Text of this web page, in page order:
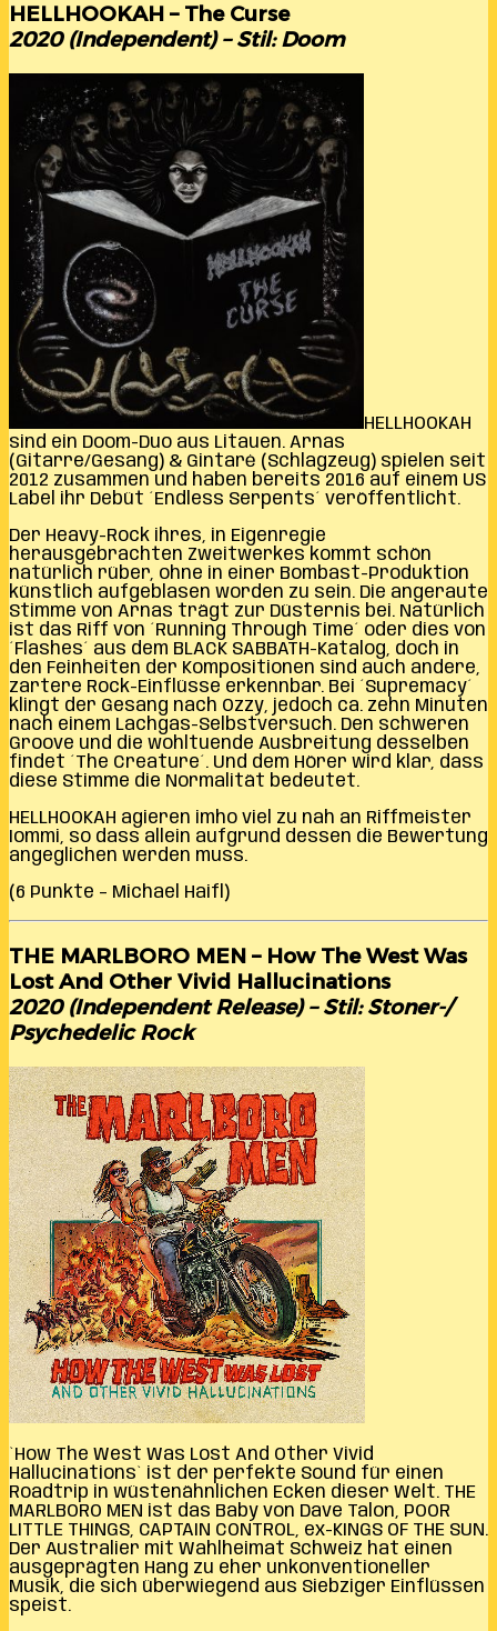
HELLHOOKAH – The Curse
2020 (Independent) – Stil: Doom
HELLHOOKAH
sind ein Doom-Duo aus Litauen. Arnas
(Gitarre/Gesang) & Gintarė (Schlagzeug) spielen seit
2012 zusammen und haben bereits 2016 auf einem US
Label ihr Debüt ´Endless Serpents´ veröffentlicht.
Der Heavy-Rock ihres, in Eigenregie
herausgebrachten Zweitwerkes kommt schön
natürlich rüber, ohne in einer Bombast-Produktion
künstlich aufgeblasen worden zu sein. Die angeraute
Stimme von Arnas trägt zur Düsternis bei. Natürlich
ist das Riff von ´Running Through Time´ oder dies von
´Flashes´ aus dem BLACK SABBATH-Katalog, doch in
den Feinheiten der Kompositionen sind auch andere,
zartere Rock-Einflüsse erkennbar. Bei ´Supremacy´
klingt der Gesang nach Ozzy, jedoch ca. zehn Minuten
nach einem Lachgas-Selbstversuch. Den schweren
Groove und die wohltuende Ausbreitung desselben
findet ´The Creature´. Und dem Hörer wird klar, dass
diese Stimme die Normalität bedeutet.
HELLHOOKAH agieren imho viel zu nah an Riffmeister
Iommi, so dass allein aufgrund dessen die Bewertung
angeglichen werden muss.
(6 Punkte – Michael Haifl)
THE MARLBORO MEN – How The West Was
Lost And Other Vivid Hallucinations
2020 (Independent Release) – Stil: Stoner-/
Psychedelic Rock
`How The West Was Lost And Other Vivid
Hallucinations` ist der perfekte Sound für einen
Roadtrip in wüstenähnlichen Ecken dieser Welt. THE
MARLBORO MEN ist das Baby von Dave Talon, POOR
LITTLE THINGS, CAPTAIN CONTROL, ex-KINGS OF THE SUN.
Der Australier mit Wahlheimat Schweiz hat einen
ausgeprägten Hang zu eher unkonventioneller
Musik, die sich überwiegend aus Siebziger Einflüssen
speist.